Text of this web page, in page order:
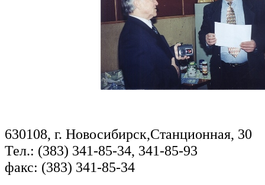
630108, г. Новосибирск,Станционная, 30
Тел.: (383) 341-85-34, 341-85-93
факс: (383) 341-85-34